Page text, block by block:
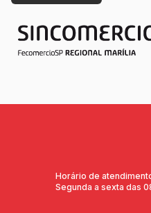
Horário de
Segunda a sexta das